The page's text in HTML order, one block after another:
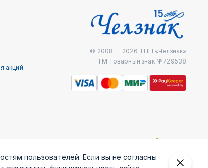
акций
© 2008 — 2026 ТПП «Челзнак»
ТМ Товарный знак №729538
пользователей. Если вы не согласны